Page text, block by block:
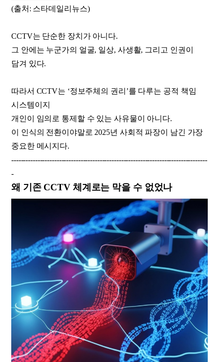
(출처: 스타데일리뉴스)
CCTV는 단순한 장치가 아니다.
그 안에는 누군가의 얼굴, 일상, 사생활, 그리고 인권이
담겨 있다.
따라서 CCTV는 ‘정보주체의 권리’를 다루는 공적 책임
시스템이지
개인이 임의로 통제할 수 있는 사유물이 아니다.
이 인식의 전환이야말로 2025년 사회적 파장이 남긴 가장
중요한 메시지다.
----------------------------------------------------------------------------------
-
왜 기존 CCTV 체계로는 막을 수 없었나